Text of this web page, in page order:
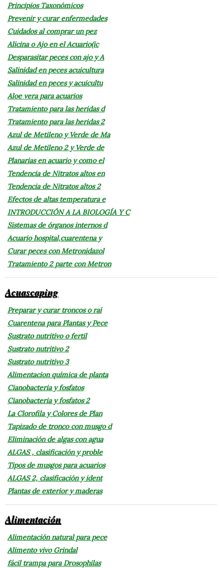
Principios Taxonómicos
Prevenir y curar enfermedades
Cuidados al comprar un pez
Alicina o Ajo en el Acuario(ic
Desparasitar peces con ajo y A
Salinidad en peces acuicultura
Salinidad en peces y acuicultu
Aloe vera para acuarios
Tratamiento para las heridas d
Tratamiento para las heridas 2
Azul de Metileno y Verde de Ma
Azul de Metileno 2 y Verde de
Planarias en acuario y como el
Tendencia de Nitratos altos en
Tendencia de Nitratos altos 2
Efectos de altas temperatura e
INTRODUCCIÓN A LA BIOLOGÍA Y C
Sistemas de órganos internos d
Acuario hospital,cuarentena y
Curar peces con Metronidazol
Tratamiento 2 parte con Metron
Acuascaping
Preparar y curar troncos o raí
Cuarentena para Plantas y Pece
Sustrato nutritivo o fertil
Sustrato nutritivo 2
Sustrato nutritivo 3
Alimentacion química de planta
Cianobacteria y fosfatos
Cianobacteria y fosfatos 2
La Clorofila y Colores de Plan
Tapizado de tronco con musgo d
Eliminación de algas con agua
ALGAS , clasificación y proble
Tipos de musgos para acuarios
ALGAS 2, clasificación y ident
Plantas de exterior y maderas
Alimentación
Alimentación natural para pece
Alimento vivo Grindal
fácil trampa para Drosophilas